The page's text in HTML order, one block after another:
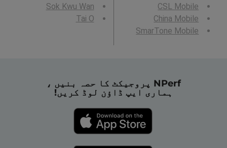
CSL Mobile
China Mobile
SmarTone Mobile
Sok Kwu Wan
Tai O
NPerf پروجیکٹ کا حصہ بنیں ،
ہماری ایپ ڈاؤن لوڈ کریں!